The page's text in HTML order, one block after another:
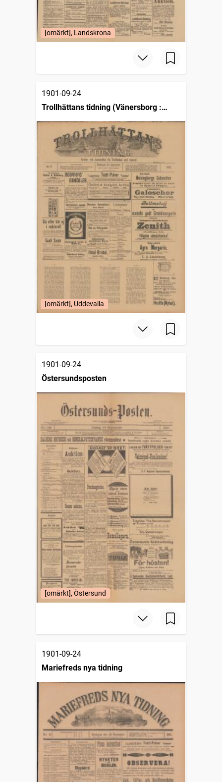
[omärkt], Landskrona
1901-09-24
Trollhättans tidning (Vänersborg :
[omärkt], Uddevalla
1901-09-24
Östersundsposten
[omärkt], Östersund
1901-09-24
Mariefreds nya tidning